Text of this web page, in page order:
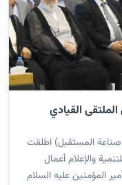
القيادي
المستقبل) اطلقت
والإعلام أعمال
المؤمنين عليه السلام